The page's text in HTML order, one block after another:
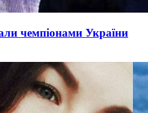
чемпіонами України